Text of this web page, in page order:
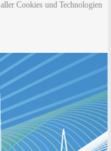
Cookies und Technologien